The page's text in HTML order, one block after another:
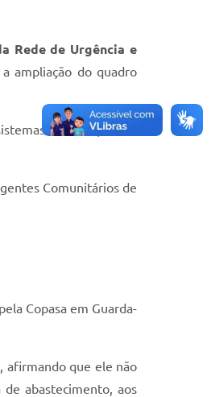
Rede de Urgência e
ampliação do quadro
de cloração em
Comunitários de
Copasa em Guarda-
afirmando que ele não
abastecimento, aos